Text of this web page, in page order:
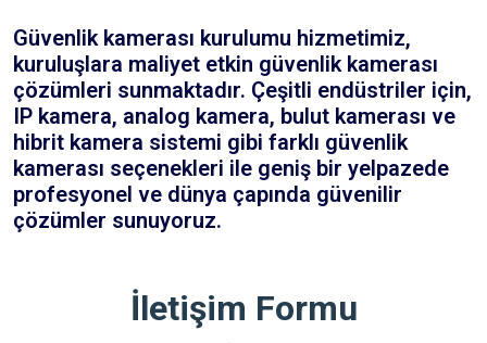
Güvenlik kamerası kurulumu hizmetimiz,
kuruluşlara maliyet etkin güvenlik kamerası
çözümleri sunmaktadır. Çeşitli endüstriler için,
IP kamera, analog kamera, bulut kamerası ve
hibrit kamera sistemi gibi farklı güvenlik
kamerası seçenekleri ile geniş bir yelpazede
profesyonel ve dünya çapında güvenilir
çözümler sunuyoruz.
İletişim Formu